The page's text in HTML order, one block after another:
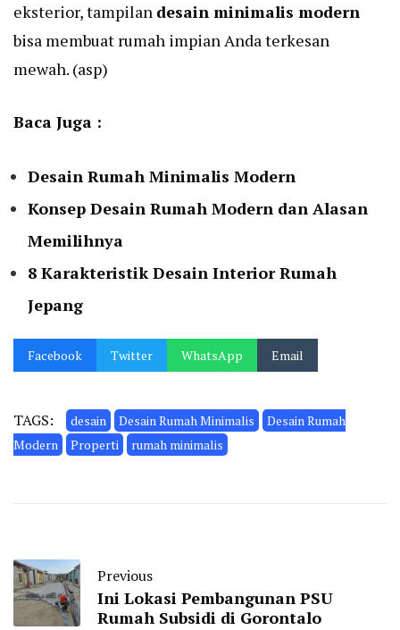
eksterior, tampilan desain minimalis modern
bisa membuat rumah impian Anda terkesan
mewah. (asp)
Baca Juga :
Desain Rumah Minimalis Modern
Konsep Desain Rumah Modern dan Alasan
Memilihnya
8 Karakteristik Desain Interior Rumah
Jepang
Facebook Twitter WhatsApp Email
TAGS: desain Desain Rumah Minimalis
Desain Rumah
Modern
Properti rumah minimalis
Previous
Ini Lokasi Pembangunan PSU
Rumah Subsidi di Gorontalo